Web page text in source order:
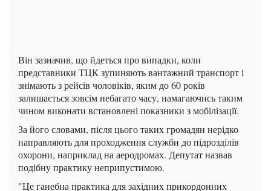
Він зазначив, що йдеться про випадки, коли
представники ТЦК зупиняють вантажний транспорт і
знімають з рейсів чоловіків, яким до 60 років
залишається зовсім небагато часу, намагаючись таким
чином виконати встановлені показники з мобілізації.
За його словами, після цього таких громадян нерідко
направляють для проходження служби до підрозділів
охорони, наприклад на аеродромах. Депутат назвав
подібну практику неприпустимою.
"Це ганебна практика для західних прикордонних